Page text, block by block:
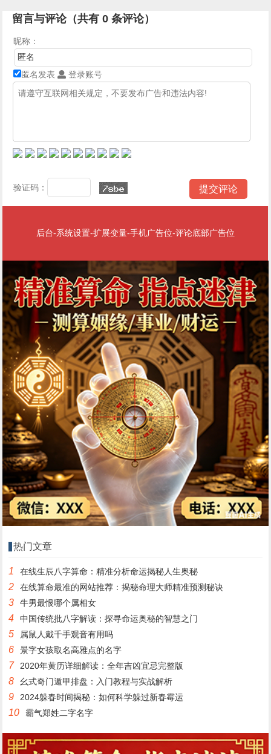
留言与评论（共有0 条评论）
昵称：
匿名发表 登录账号
验证码：
后台-系统设置-扩展变量-手机广告位-评论底部广告位
热门文章
1 在线生辰八字算命：精准分析命运揭秘人生奥秘
2 在线算命最准的网站推荐：揭秘命理大师精准预测秘诀
3 牛男最恨哪个属相女
4 中国传统批八字解读：探寻命运奥秘的智慧之门
5 属鼠人戴千手观音有用吗
6 景字女孩取名高雅点的名字
7 2020年黄历详细解读：全年吉凶宜忌完整版
8 幺式奇门遁甲排盘：入门教程与实战解析
9 2024躲春时间揭秘：如何科学躲过新春霉运
10 霸气郑姓二字名字